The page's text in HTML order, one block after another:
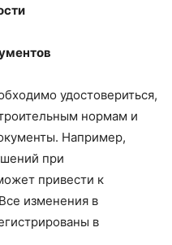
удостовериться,
нормам и
Например,
при
привести к
изменения в
в